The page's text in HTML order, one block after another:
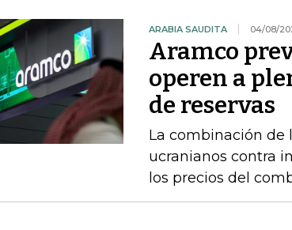
ARABIA SAUDITA 04/08/
Aramco
operen a
de reservas
La combinación de
ucranianos contra
los precios del